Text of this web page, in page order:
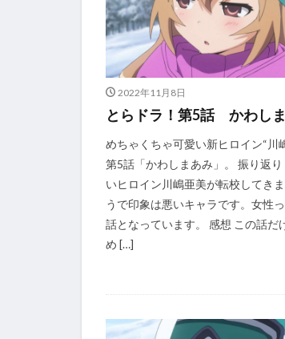
2022年11月8日
とらドラ！第5話 かわし
めちゃくちゃ可愛い新ヒロイン“川
第5話「かわしまあみ」。 振り返
いヒロイン川嶋亜美が転校してき
うで印象は悪いキャラです。女性
話となっています。 感想 この話だ
め […]